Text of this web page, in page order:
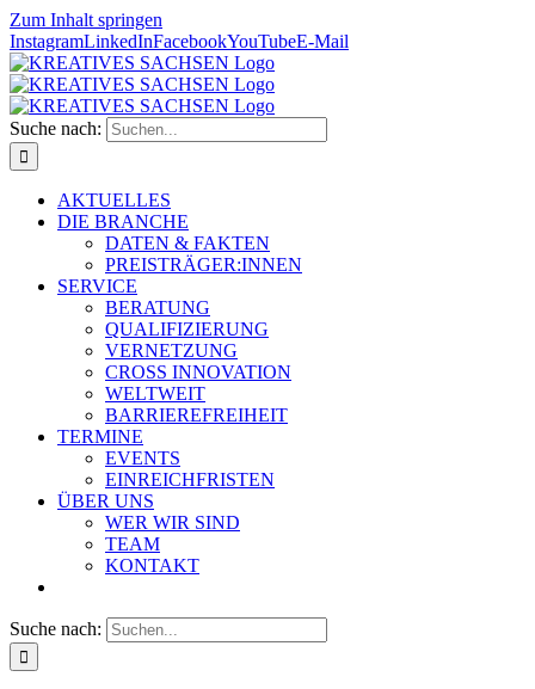
Zum Inhalt springen
InstagramLinkedInFacebookYouTubeE-Mail
Suche nach:
AKTUELLES
DIE BRANCHE
DATEN & FAKTEN
PREISTRÄGER:INNEN
SERVICE
BERATUNG
QUALIFIZIERUNG
VERNETZUNG
CROSS INNOVATION
WELTWEIT
BARRIEREFREIHEIT
TERMINE
EVENTS
EINREICHFRISTEN
ÜBER UNS
WER WIR SIND
TEAM
KONTAKT
Suche nach: